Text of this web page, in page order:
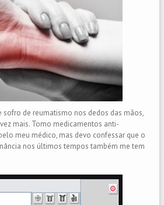
sofro de reumatismo nos dedos das mãos,
mais. Tomo medicamentos anti-
meu médico, mas devo confessar que o
nos últimos tempos também me tem